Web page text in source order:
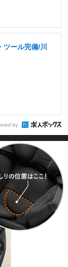
ール完備/川
by